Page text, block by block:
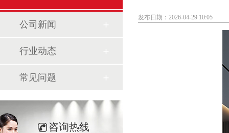
发布日期：2026-04-29 10:05
公司新闻
行业动态
常见问题
咨询热线